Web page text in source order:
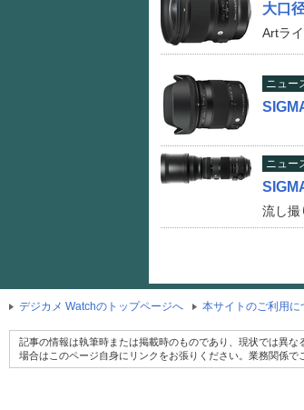
大口
Artラ
ニュー
ニュー
流し
デジカメ Watchのトップページへ 本サイトのご利用に
記事の情報は執筆時または掲載時のものであり、現状では異
場合はこのページ自身にリンクをお張りください。業務関係で